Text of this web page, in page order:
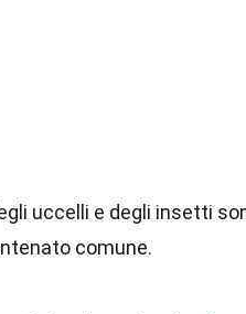
uccelli e degli insetti
comune.